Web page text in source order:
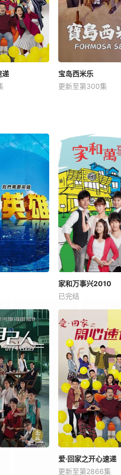
递
宝岛西米乐
更新至第300集
家和万事兴2010
已完结
爱·回家之开心速递
更新至第2866集